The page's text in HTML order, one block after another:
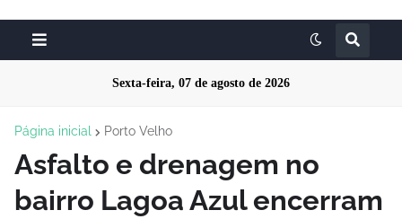
Sexta-feira, 07 de agosto de 2026
Página inicial Porto Velho
Asfalto e drenagem no
bairro Lagoa Azul encerram